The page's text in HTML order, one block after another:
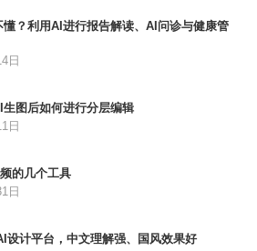
懂？利用AI进行报告解读、AI问诊与健康管
日
图后如何进行分层编辑
日
的几个工具
日
设计平台，中文理解强、国风效果好